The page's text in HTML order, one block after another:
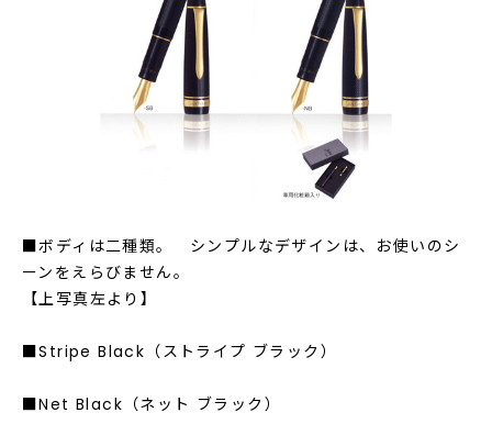
■ボディは二種類。 シンプルなデザインは、お使いのシ
ーンをえらびません。
【上写真左より】
■Stripe Black（ストライプ ブラック）
■Net Black（ネット ブラック）